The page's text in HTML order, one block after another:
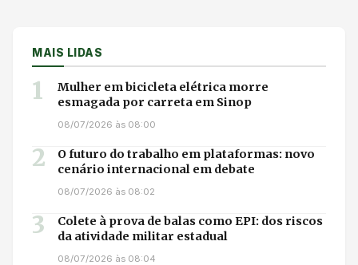
MAIS LIDAS
1
Mulher em bicicleta elétrica morre
esmagada por carreta em Sinop
08/07/2026 às 08:00
2
O futuro do trabalho em plataformas: novo
cenário internacional em debate
08/07/2026 às 08:02
3
Colete à prova de balas como EPI: dos riscos
da atividade militar estadual
08/07/2026 às 08:04